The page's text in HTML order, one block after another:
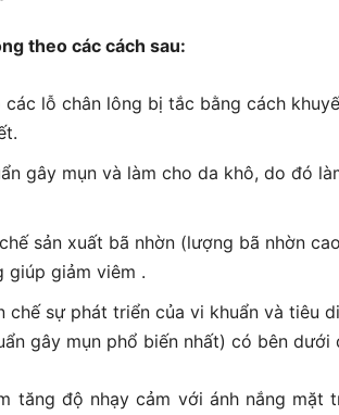
theo các cách sau:
lỗ chân lông bị tắc bằng cách
gây mụn và làm cho da khô, do đó
sản xuất bã nhờn (lượng bã nhờn
giúp giảm viêm .
chế sự phát triển của vi khuẩn và tiêu
gây mụn phổ biến nhất) có bên dưới
tăng độ nhạy cảm với ánh nắng mặt